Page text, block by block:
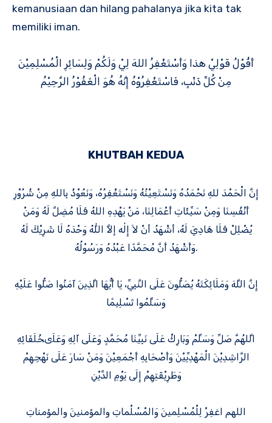
kemanusiaan dan hilang pahalanya jika kita tak
memiliki iman.
أَقُوْلُ قَوْلِيْ هذا وَأَسْتَغْفِرُ اللهَ لِيْ وَلَكُمْ وَلِسَائِرِ الْمُسْلِمِيْنَ
مِنْ كُلِّ ذَنْبٍ، فَاسْتَغْفِرُوْهُ إِنَّهُ هُوَ الْغَفُوْرُ الرَّحِيْمُ
KHUTBAH KEDUA
إِنَّ الْحَمْدَ للهِ نَحْمَدُهُ وَنَسْتَعِيْنُهُ وَنَسْتَغْفِرُهُ، وَنَعُوْذُ بِاللهِ مِنْ شُرُوْرِ
أَنْفُسِنَا وَمِنْ سَيِّئَاتِ أَعْمَالِنَا، مَنْ يَهْدِهِ اللهُ فَلَا مُضِلَّ لَهُ وَمَنْ
يُضْلِلْ فَلَا هَادِيَ لَهُ، أشْهَدُ أنْ لاَ إِلٰه إلاَّ اللّٰهُ وَحْدَهُ لَا شَرِيْكَ لَهُ
وَأَشْهَدُ أَنَّ مُحَمَّدًا عَبْدُهُ وَرَسُوْلُهُ.
إِنَّ اللَّهَ وَمَلَائِكَتَهُ يُصَلُّونَ عَلَى النَّبِيِّ، يَا أَيُّهَا الَّذِينَ آمَنُوا صَلُّوا عَلَيْهِ
وَسَلِّمُوا تَسْلِيمًا
الَّلهُمَّ صَلِّ وَسَلِّمْ وَبَارِكْ عَلَى نَبِيِّنَا مُحَمَّدٍ وَعَلَى آلِهِ وَعَلَىخُلَفَائِهِ
الرَّاشِدِيْنَ الْمَهْدِيِّيْنَ وَأَصْحَابِهِ أَجْمَعِيْنَ وَمَنْ سَارَ عَلَى نَهْجِهِمْ
وَطَرِيْقَتِهِمْ إِلَى يَوْمِ الدِّيْنِ
اللهم اغفِرْ لِلْمُسْلِمينَ وَالمْسُلْماتِ والمؤمنينَ والمؤمناتِ